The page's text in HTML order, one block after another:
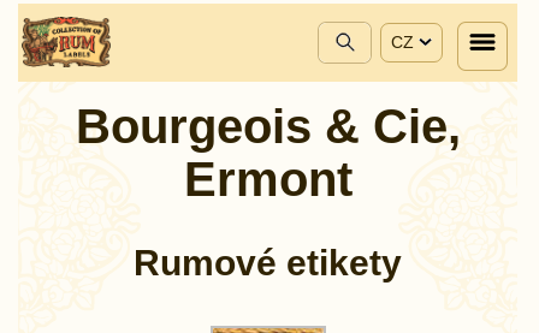
CZ
Bourgeois & Cie,
Ermont
Rumové etikety